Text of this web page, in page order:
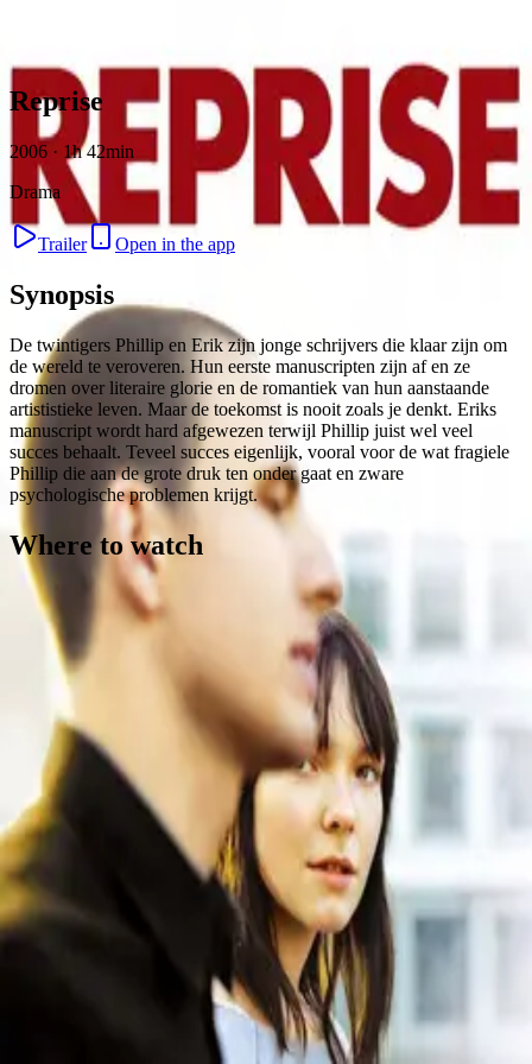
Reprise
2006 · 1h 42min
Drama
Trailer Open in the app
Synopsis
De twintigers Phillip en Erik zijn jonge schrijvers die klaar zijn om
de wereld te veroveren. Hun eerste manuscripten zijn af en ze
dromen over literaire glorie en de romantiek van hun aanstaande
artististieke leven. Maar de toekomst is nooit zoals je denkt. Eriks
manuscript wordt hard afgewezen terwijl Phillip juist wel veel
succes behaalt. Teveel succes eigenlijk, vooral voor de wat fragiele
Phillip die aan de grote druk ten onder gaat en zware
psychologische problemen krijgt.
Where to watch
Contact FeedbackPrivacy
2026 Byoscoop· Boydroid B.V.